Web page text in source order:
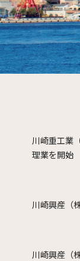
川崎重工業
理業を開始
川崎興産（
川崎興産（